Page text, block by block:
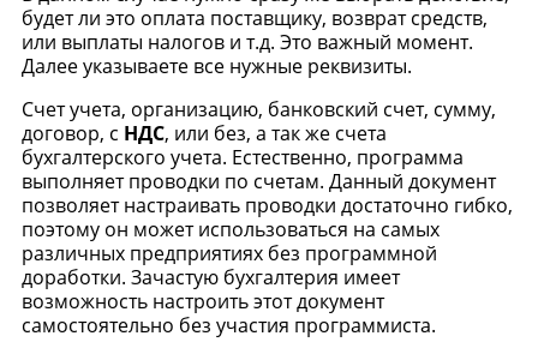
будет ли это оплата поставщику, возврат средств,
или выплаты налогов и т.д. Это важный момент.
Далее указываете все нужные реквизиты.
Счет учета, организацию, банковский счет, сумму,
договор, с НДС, или без, а так же счета
бухгалтерского учета. Естественно, программа
выполняет проводки по счетам. Данный документ
позволяет настраивать проводки достаточно гибко,
поэтому он может использоваться на самых
различных предприятиях без программной
доработки. Зачастую бухгалтерия имеет
возможность настроить этот документ
самостоятельно без участия программиста.